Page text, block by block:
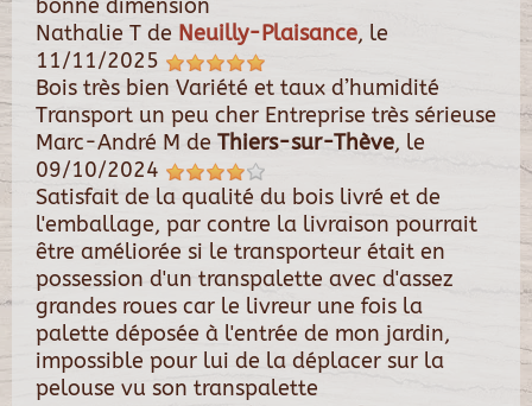
bonne dimension
Nathalie T de Neuilly-Plaisance, le
11/11/2025
Bois très bien Variété et taux d’humidité
Transport un peu cher Entreprise très sérieuse
Marc-André M de Thiers-sur-Thève, le
09/10/2024
Satisfait de la qualité du bois livré et de
l'emballage, par contre la livraison pourrait
être améliorée si le transporteur était en
possession d'un transpalette avec d'assez
grandes roues car le livreur une fois la
palette déposée à l'entrée de mon jardin,
impossible pour lui de la déplacer sur la
pelouse vu son transpalette